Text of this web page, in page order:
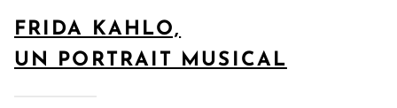
FRIDA KAHLO,
UN PORTRAIT MUSICAL